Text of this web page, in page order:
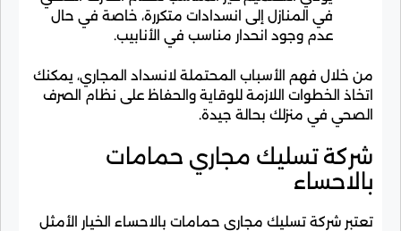
في المنازل إلى انسدادات متكررة، خاصة في حال
عدم وجود انحدار مناسب في الأنابيب.
من خلال فهم الأسباب المحتملة لانسداد المجاري، يمكنك
اتخاذ الخطوات اللازمة للوقاية والحفاظ على نظام الصرف
الصحي في منزلك بحالة جيدة.
شركة تسليك مجاري حمامات
بالاحساء
تعتبر شركة تسليك مجاري حمامات بالاحساء الخيار الأمثل